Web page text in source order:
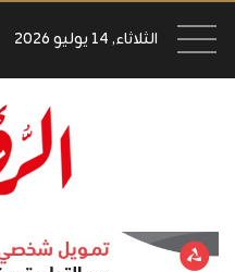
الثلاثاء, 14 يوليو 2026